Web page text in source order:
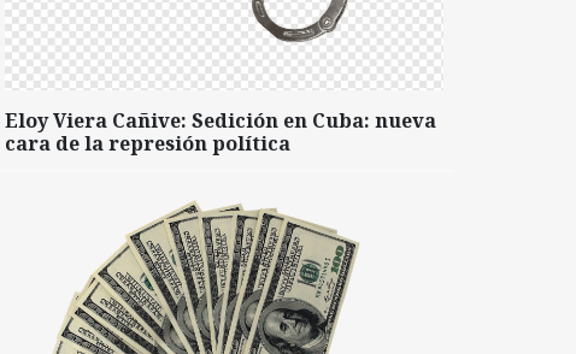
Eloy Viera Cañive: Sedición en Cuba: nueva
cara de la represión política